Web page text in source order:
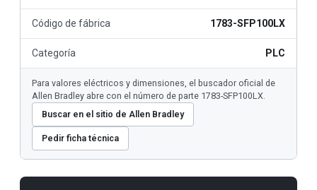
Código de fábrica 1783-SFP100LX
Categoría PLC
Para valores eléctricos y dimensiones, el buscador oficial de
Allen Bradley abre con el número de parte 1783-SFP100LX.
Buscar en el sitio de Allen Bradley
Pedir ficha técnica